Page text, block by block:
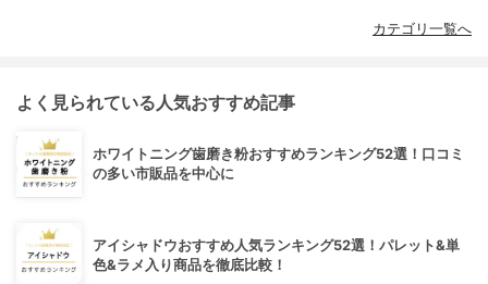
カテゴリ一覧へ
よく見られている人気おすすめ記事
ホワイトニング歯磨き粉おすすめランキング52選！口コミ
の多い市販品を中心に
アイシャドウおすすめ人気ランキング52選！パレット&単
色&ラメ入り商品を徹底比較！